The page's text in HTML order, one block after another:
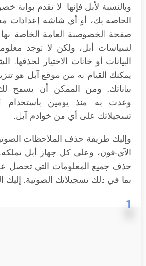
الخاصة بك، أو أي شاشة إعدادات
صفحة الخصوصية العامة الخاصة
لسياسات أبل، ولكن لا توجد
البيانات أو خانات الاختيار لحذفها.
يمكنك القيام به من موقع آبل هو
بياناتك. ومن الممكن أن يسمح
تسجيلاتك على أي من خوادم آبل.
وإليك طريقة حذف الملاحظات
الآي-فون، وعلى كل جهاز أبل
بما في ذلك تسجيلاتك الصوتية. إليك
1